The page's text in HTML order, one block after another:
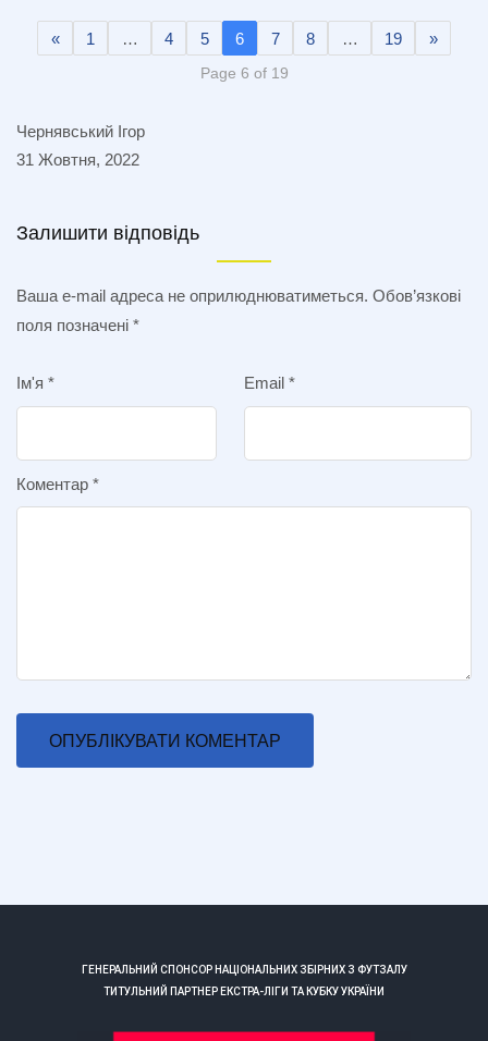
« 1 … 4 5 6 7 8 … 19 »
Page 6 of 19
Чернявський Ігор
31 Жовтня, 2022
Залишити відповідь
Ваша e-mail адреса не оприлюднюватиметься. Обов’язкові
поля позначені *
Ім'я * Email *
Коментар *
ГЕНЕРАЛЬНИЙ СПОНСОР НАЦІОНАЛЬНИХ ЗБІРНИХ З ФУТЗАЛУ
ТИТУЛЬНИЙ ПАРТНЕР ЕКСТРА-ЛІГИ ТА КУБКУ УКРАЇНИ